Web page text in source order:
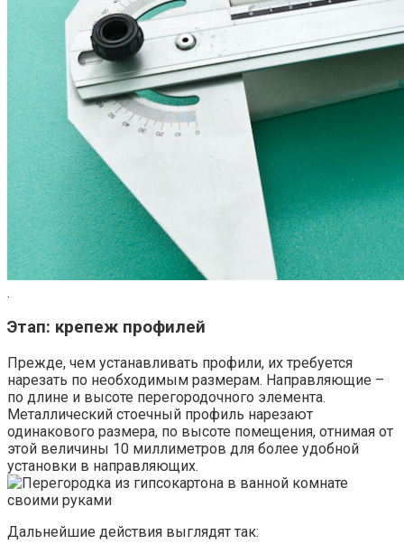
.
Этап: крепеж профилей
Прежде, чем устанавливать профили, их требуется
нарезать по необходимым размерам. Направляющие –
по длине и высоте перегородочного элемента.
Металлический стоечный профиль нарезают
одинакового размера, по высоте помещения, отнимая от
этой величины 10 миллиметров для более удобной
установки в направляющих.
Дальнейшие действия выглядят так: